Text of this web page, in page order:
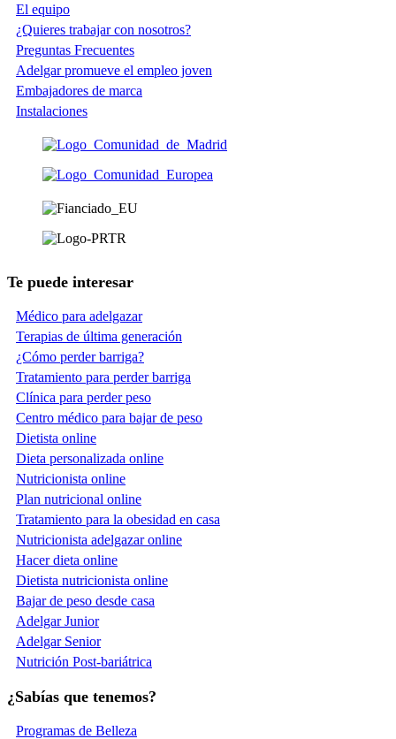
El equipo
¿Quieres trabajar con nosotros?
Preguntas Frecuentes
Adelgar promueve el empleo joven
Embajadores de marca
Instalaciones
Te puede interesar
Médico para adelgazar
Terapias de última generación
¿Cómo perder barriga?
Tratamiento para perder barriga
Clínica para perder peso
Centro médico para bajar de peso
Dietista online
Dieta personalizada online
Nutricionista online
Plan nutricional online
Tratamiento para la obesidad en casa
Nutricionista adelgazar online
Hacer dieta online
Dietista nutricionista online
Bajar de peso desde casa
Adelgar Junior
Adelgar Senior
Nutrición Post-bariátrica
¿Sabías que tenemos?
Programas de Belleza